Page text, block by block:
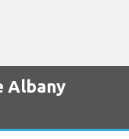
Albany